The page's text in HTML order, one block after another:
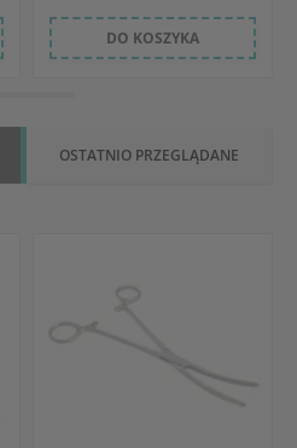
DO KOSZYKA
OSTATNIO PRZEGLĄDANE